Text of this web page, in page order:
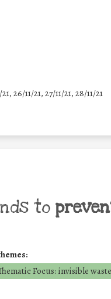
26/11/21, 27/11/21, 28/11/21
to
Focus: invisible waste